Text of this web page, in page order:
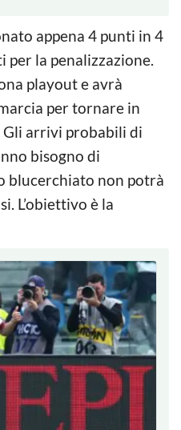
appena 4 punti in 4
per la penalizzazione.
playout e avrà
per tornare in
Gli arrivi probabili di
bisogno di
blucerchiato non potrà
L’obiettivo è la